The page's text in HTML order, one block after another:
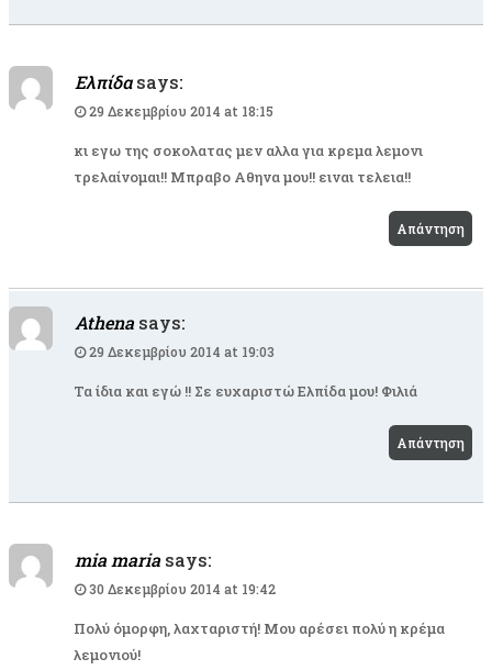
Ελπίδα says:
29 Δεκεμβρίου 2014 at 18:15
κι εγω της σοκολατας μεν αλλα για κρεμα λεμονι
τρελαίνομαι!! Μπραβο Αθηνα μου!! ειναι τελεια!!
Απάντηση
Athena says:
29 Δεκεμβρίου 2014 at 19:03
Τα ίδια και εγώ !! Σε ευχαριστώ Ελπίδα μου! Φιλιά
Απάντηση
mia maria says:
30 Δεκεμβρίου 2014 at 19:42
Πολύ όμορφη, λαχταριστή! Μου αρέσει πολύ η κρέμα
λεμονιού!